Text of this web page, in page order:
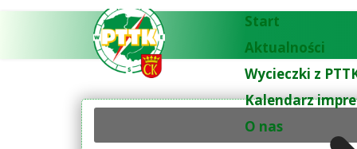
Start
Aktualności
Wycieczki z
Kalendarz imprez